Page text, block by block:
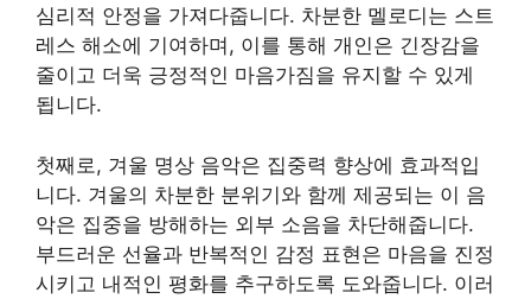
심리적 안정을 가져다줍니다. 차분한 멜로디는 스트
레스 해소에 기여하며, 이를 통해 개인은 긴장감을
줄이고 더욱 긍정적인 마음가짐을 유지할 수 있게
됩니다.
첫째로, 겨울 명상 음악은 집중력 향상에 효과적입
니다. 겨울의 차분한 분위기와 함께 제공되는 이 음
악은 집중을 방해하는 외부 소음을 차단해줍니다.
부드러운 선율과 반복적인 감정 표현은 마음을 진정
시키고 내적인 평화를 추구하도록 도와줍니다. 이러